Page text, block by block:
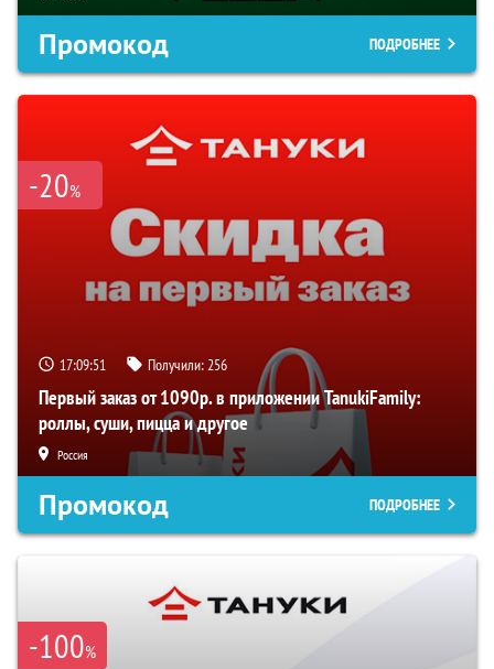
Промокод ПОДРОБНЕЕ
-20%
17:09:50 Получили:256
Первый заказ от 1090р. в приложении TanukiFamily:
роллы, суши, пицца и другое
Россия
Промокод ПОДРОБНЕЕ
-100%